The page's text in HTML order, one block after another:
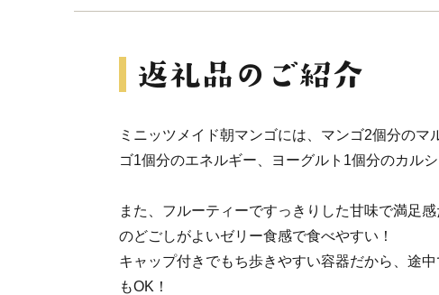
ミニッツメイド朝マンゴには、マンゴ2個分のマ
ゴ1個分のエネルギー、ヨーグルト1個分のカル
また、フルーティーですっきりした甘味で満足感
のどごしがよいゼリー食感で食べやすい！
キャップ付きでもち歩きやすい容器だから、途
もOK！